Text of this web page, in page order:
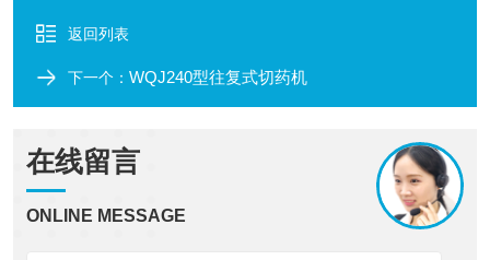
返回列表
下一个： WQJ240型往复式切药机
在线留言
ONLINE MESSAGE